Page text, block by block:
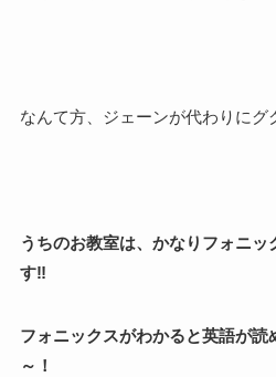
なんて方、ジェーンが代わりにグ
うちのお教室は、かなりフォニッ
す‼
フォニックスがわかると英語が読
～！